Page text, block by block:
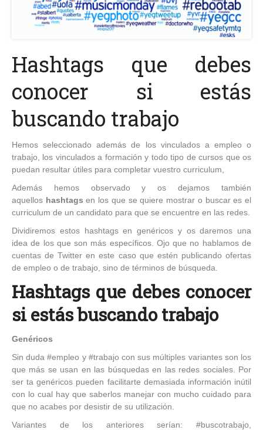
Hashtags que debes
conocer si estás
buscando trabajo
Hemos seleccionado además de los vinculados a empleo o
trabajo, los vinculados a formación y todo tipo de cursos que os
puedan resultar útiles para completar vuestro curriculum,
Además hemos observado y os dejamos también
aquellos hashtags en los que se quiere mostrar o buscar es el
curriculum de un candidato para que se encuentre en las redes.
Dividiremos estos hashtags en genéricos y os daremos una
idea de los que son más específicos. Ojo que no hablamos de
cuentas de Twitter en este caso que estén publicando ofertas
de empleo o de trabajo, sino de términos de búsqueda.
Hashtags que debes conocer
si estás buscando trabajo
Genéricos
Sin duda #empleo y #trabajo con sus múltiples variantes son los
que más se usan en las búsquedas en las redes sociales. Por
ser ta genéricos pueden facilitarte demasiada información inútil
con lo cual hay que saberlos manejar con mucho cuidado para
que no acabes por desistir de su utilización.
Variantes de los anteriores serían: #buscotrabajo,